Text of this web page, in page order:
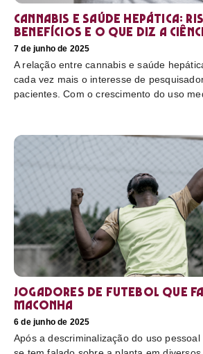
Cannabis e saúde hepática:
benefícios e o que diz a
7 de junho de 2025
A relação entre cannabis e saúde
cada vez mais o interesse de
pacientes. Com o crescimento do uso
Jogadores de futebol que
maconha
6 de junho de 2025
Após a descriminalização do uso